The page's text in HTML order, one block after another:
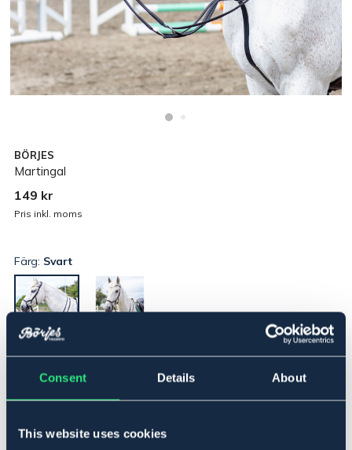
Consent Details About
This website uses cookies
BÖRJES
Martingal
149 kr
Pris inkl. moms
Färg: Svart
Ponny